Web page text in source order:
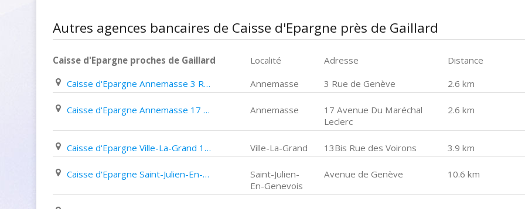
Autres agences bancaires de Caisse d'Epargne près de Gaillard
Caisse d'Epargne proches de Gaillard Localité Adresse
Distance
Caisse d'Epargne Annemasse 3 Rue de Genève
Annemasse 3 Rue de Genève 2.6 km
Caisse d'Epargne Annemasse 17 Avenue Du Maréchal Leclerc Annemasse
17 Avenue Du Maréchal
Leclerc
2.6 km
Caisse d'Epargne Ville-La-Grand 13Bis Rue des Voirons Ville-La-Grand 13Bis Rue des Voirons 3.9 km
Caisse d'Epargne Saint-Julien-En-Genevois Avenue de Genève
Saint-Julien-
En-Genevois
Avenue de Genève 10.6 km